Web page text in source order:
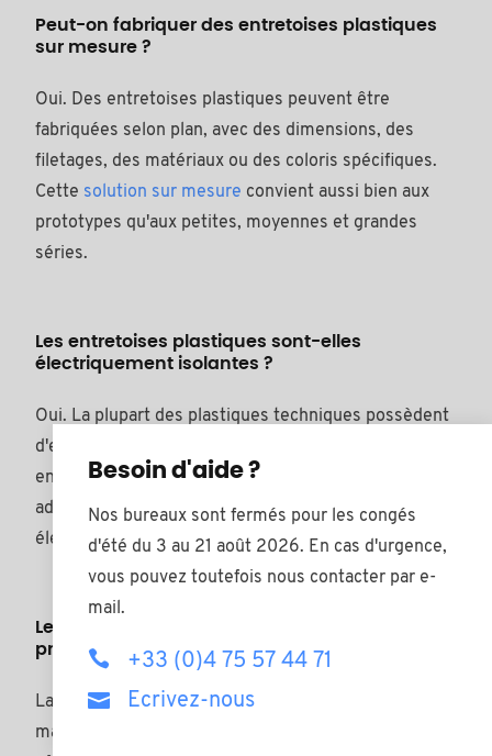
Peut-on fabriquer des entretoises plastiques
sur mesure ?
Oui. Des entretoises plastiques peuvent être
fabriquées selon plan, avec des dimensions, des
filetages, des matériaux ou des coloris spécifiques.
Cette solution sur mesure convient aussi bien aux
prototypes qu'aux petites, moyennes et grandes
séries.
Les entretoises plastiques sont-elles
électriquement isolantes ?
Oui. La plupart des plastiques techniques possèdent
d'excellentes propriétés d'isolation électrique. Les
entretoises plastiques sont donc particulièrement
adaptées aux applications en électronique,
électrotechnique et dans les armoires électriques.
Les entretoises plastiques résistent-elles aux
produits chimiques et à la température ?
La résistancedépend du matériau utilisé. Des
matériaux tels que le PA, le POM, le PTFE ou le PVDF
Besoin d'aide ?
Nos bureaux sont fermés pour les congés
d'été du 3 au 21 août 2026. En cas d'urgence,
vous pouvez toutefois nous contacter par e-
mail.
+33 (0)4 75 57 44 71
Ecrivez-nous